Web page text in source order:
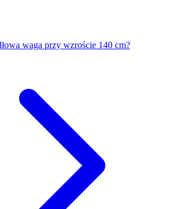
waga przy wzroście 140 cm?